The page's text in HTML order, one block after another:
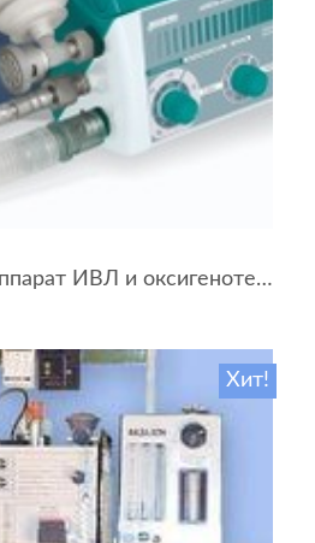
Пневматический аппарат ИВЛ и оксигенотерапии портативный АИВЛп-2/20-«ТМТ»
Хит!